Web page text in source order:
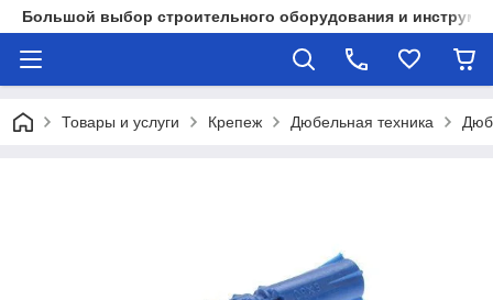
Большой выбор строительного оборудования и
Товары и услуги Крепеж Дюбельная техника